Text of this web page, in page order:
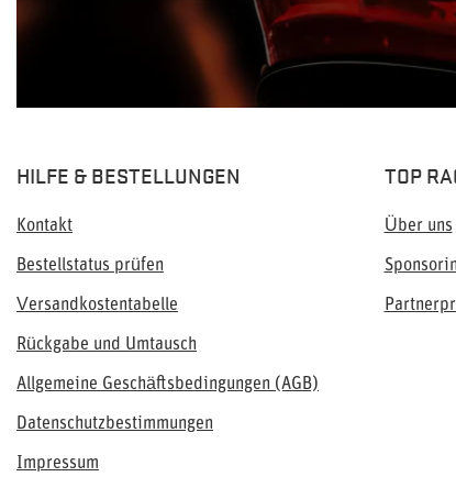
HILFE & BESTELLUNGEN
Kontakt
Bestellstatus prüfen
Versandkostentabelle
Rückgabe und Umtausch
Allgemeine Geschäftsbedingungen (AGB)
Datenschutzbestimmungen
Impressum
TOP
Über uns